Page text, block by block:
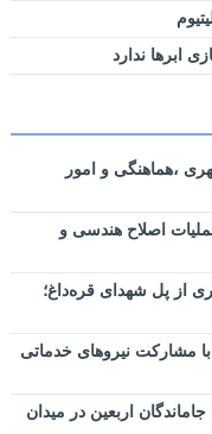
ابرها ندارد
،هماهنگی و امور
اصلاح هندسی و
از پل شهدای قره‌داغ؛
با مشارکت نیروهای خدماتی
منطقه ۳ تبریز برای جاماندگان اربعین در میدان